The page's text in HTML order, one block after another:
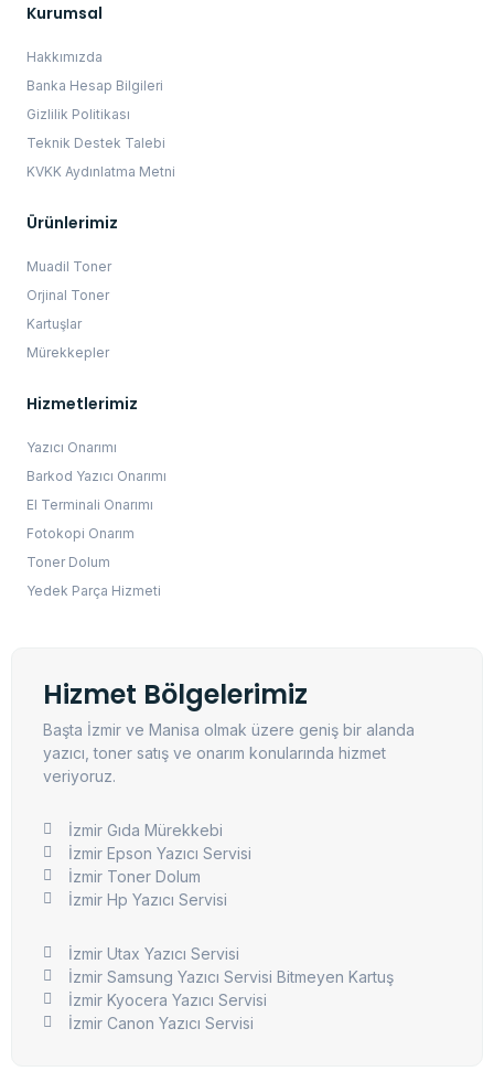
Kurumsal
Hakkımızda
Banka Hesap Bilgileri
Gizlilik Politikası
Teknik Destek Talebi
KVKK Aydınlatma Metni
Ürünlerimiz
Muadil Toner
Orjinal Toner
Kartuşlar
Mürekkepler
Hizmetlerimiz
Yazıcı Onarımı
Barkod Yazıcı Onarımı
El Terminali Onarımı
Fotokopi Onarım
Toner Dolum
Yedek Parça Hizmeti
Hizmet Bölgelerimiz
Başta İzmir ve Manisa olmak üzere geniş bir alanda
yazıcı, toner satış ve onarım konularında hizmet
veriyoruz.
İzmir Gıda Mürekkebi
İzmir Epson Yazıcı Servisi
İzmir Toner Dolum
İzmir Hp Yazıcı Servisi
İzmir Utax Yazıcı Servisi
İzmir Samsung Yazıcı Servisi Bitmeyen Kartuş
İzmir Kyocera Yazıcı Servisi
İzmir Canon Yazıcı Servisi